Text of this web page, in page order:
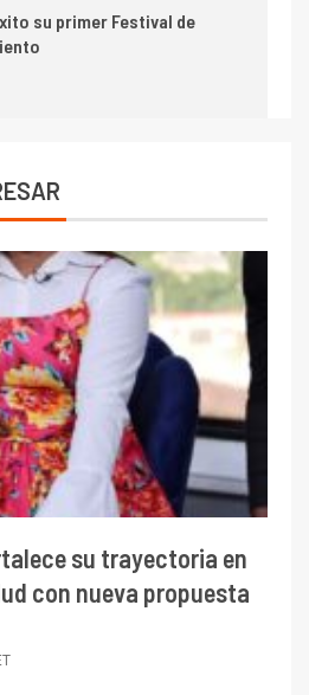
su primer Festival de
su trayectoria en
con nueva propuesta